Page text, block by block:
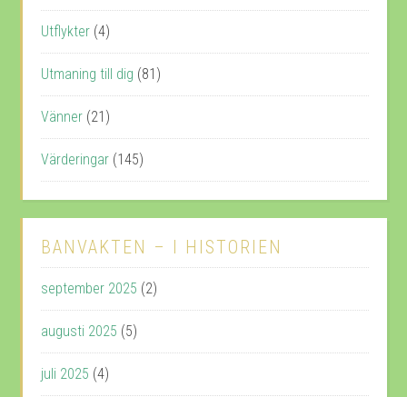
Utflykter (4)
Utmaning till dig (81)
Vänner (21)
Värderingar (145)
BANVAKTEN – I HISTORIEN
september 2025 (2)
augusti 2025 (5)
juli 2025 (4)